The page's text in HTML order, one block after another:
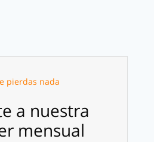
pierdas nada
a nuestra
mensual